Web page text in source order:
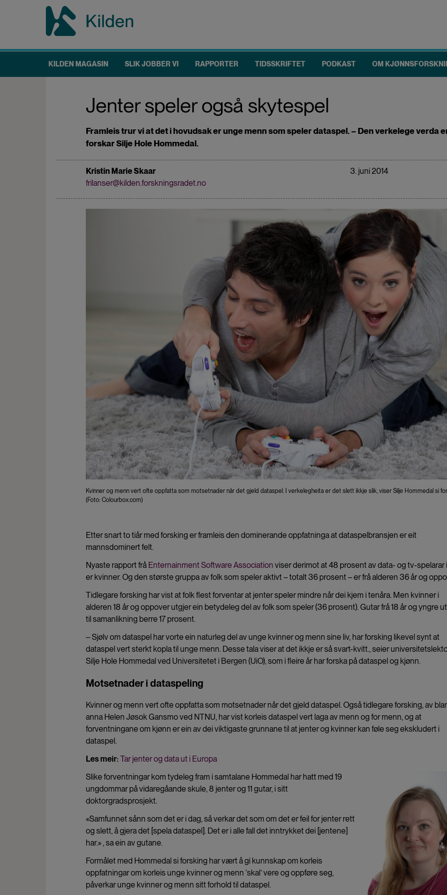
Main
navigation
KILDEN MAGASIN SLIK JOBBER VI RAPPORTER TIDSSKRIFTET PODKAST OM
Jenter speler også skytespel
Framleis trur vi at det i hovudsak er unge menn som speler dataspel. – Den verkelege verda
forskar Silje Hole Hommedal.
Kristin Marie Skaar
frilanser@kilden.forskningsradet.no
3. juni 2014
Kvinner og menn vert ofte oppfatta som motsetnader når det gjeld dataspel. I verkelegheita er det slett ikkje slik, viser Silje Hommedal si
(Foto: Colourbox.com)
Etter snart to tiår med forsking er framleis den dominerande oppfatninga at dataspelbransjen er eit
mannsdominert felt.
Nyaste rapport frå Enternainment Software Association viser derimot at 48 prosent av data- og tv-spelarar
er kvinner. Og den største gruppa av folk som speler aktivt – totalt 36 prosent – er frå alderen 36 år og
Tidlegare forsking har vist at folk flest forventar at jenter speler mindre når dei kjem i tenåra. Men kvinner i
alderen 18 år og oppover utgjer ein betydeleg del av folk som speler (36 prosent). Gutar frå 18 år og yngre
til samanlikning berre 17 prosent.
‒ Sjølv om dataspel har vorte ein naturleg del av unge kvinner og menn sine liv, har forsking likevel synt at
dataspel vert sterkt kopla til unge menn. Desse tala viser at det ikkje er så svart-kvitt., seier
Silje Hole Hommedal ved Universitetet i Bergen (UiO), som i fleire år har forska på dataspel og kjønn.
Motsetnader i dataspeling
Kvinner og menn vert ofte oppfatta som motsetnader når det gjeld dataspel. Også tidlegare forsking, av
anna Helen Jøsok Gansmo ved NTNU, har vist korleis dataspel vert laga av menn og for menn, og at
forventningane om kjønn er ein av dei viktigaste grunnane til at jenter og kvinner kan føle seg ekskludert i
dataspel.
Les meir: Tar jenter og data ut i Europa
Slike forventningar kom tydeleg fram i samtalane Hommedal har hatt med 19
ungdommar på vidaregåande skule, 8 jenter og 11 gutar, i sitt
doktorgradsprosjekt.
«Samfunnet sånn som det er i dag, så verkar det som om det er feil for jenter rett
og slett, å gjera det [spela dataspel]. Det er i alle fall det inntrykket dei [jentene]
har.» , sa ein av gutane.
Formålet med Hommedal si forsking har vært å gi kunnskap om korleis
oppfatningar om korleis unge kvinner og menn ‘skal’ vere og oppføre seg,
påverkar unge kvinner og menn sitt forhold til dataspel.